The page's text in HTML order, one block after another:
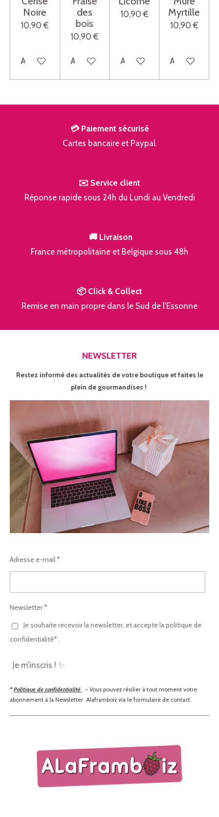
Noire
10,90 €
Ajouter au panier
des
bois
10,90 €
Ajouter au panier
10,90 €
Ajouter au panier
Myrtille
10,90 €
Ajouter au
💳 Paiement sécurisé
Cartes bancaire et Paypal.
✉️ Service client
Réponse rapide sous 24h du Lundi au Vendredi
🚚 Livraison
France métropolitaine et Belgique sous 48h
📦 Click & Collect
Remise en main propre dans le Sud de l'Essonne
NEWSLETTER
Restez informé des actualités de votre boutique et faites le
plein de gourmandises !
Adresse e-mail *
Newsletter *
Je souhaite recevoir la newsletter, et accepte la politique de
confidentialité* .
Je m'inscris ! ✨
* Politique de confidentialité
- Vous pouvez résilier à tout moment votre
abonnement à la Newsletter Alaframboiz via le formulaire de contact.